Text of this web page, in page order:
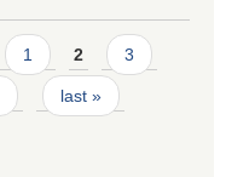
1 2 3
last »